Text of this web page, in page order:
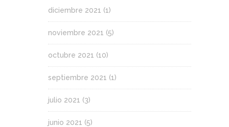
diciembre 2021 (1)
noviembre 2021 (5)
octubre 2021 (10)
septiembre 2021 (1)
julio 2021 (3)
junio 2021 (5)